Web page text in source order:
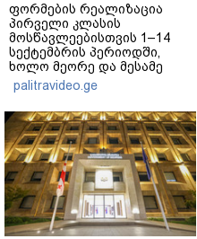
ფორმების რეალიზაცია
პირველი კლასის
მოსწავლეებისთვის 1–14
სექტემბრის პერიოდში,
ხოლო მეორე და მესამე
ეტაპებზე...
palitravideo.ge